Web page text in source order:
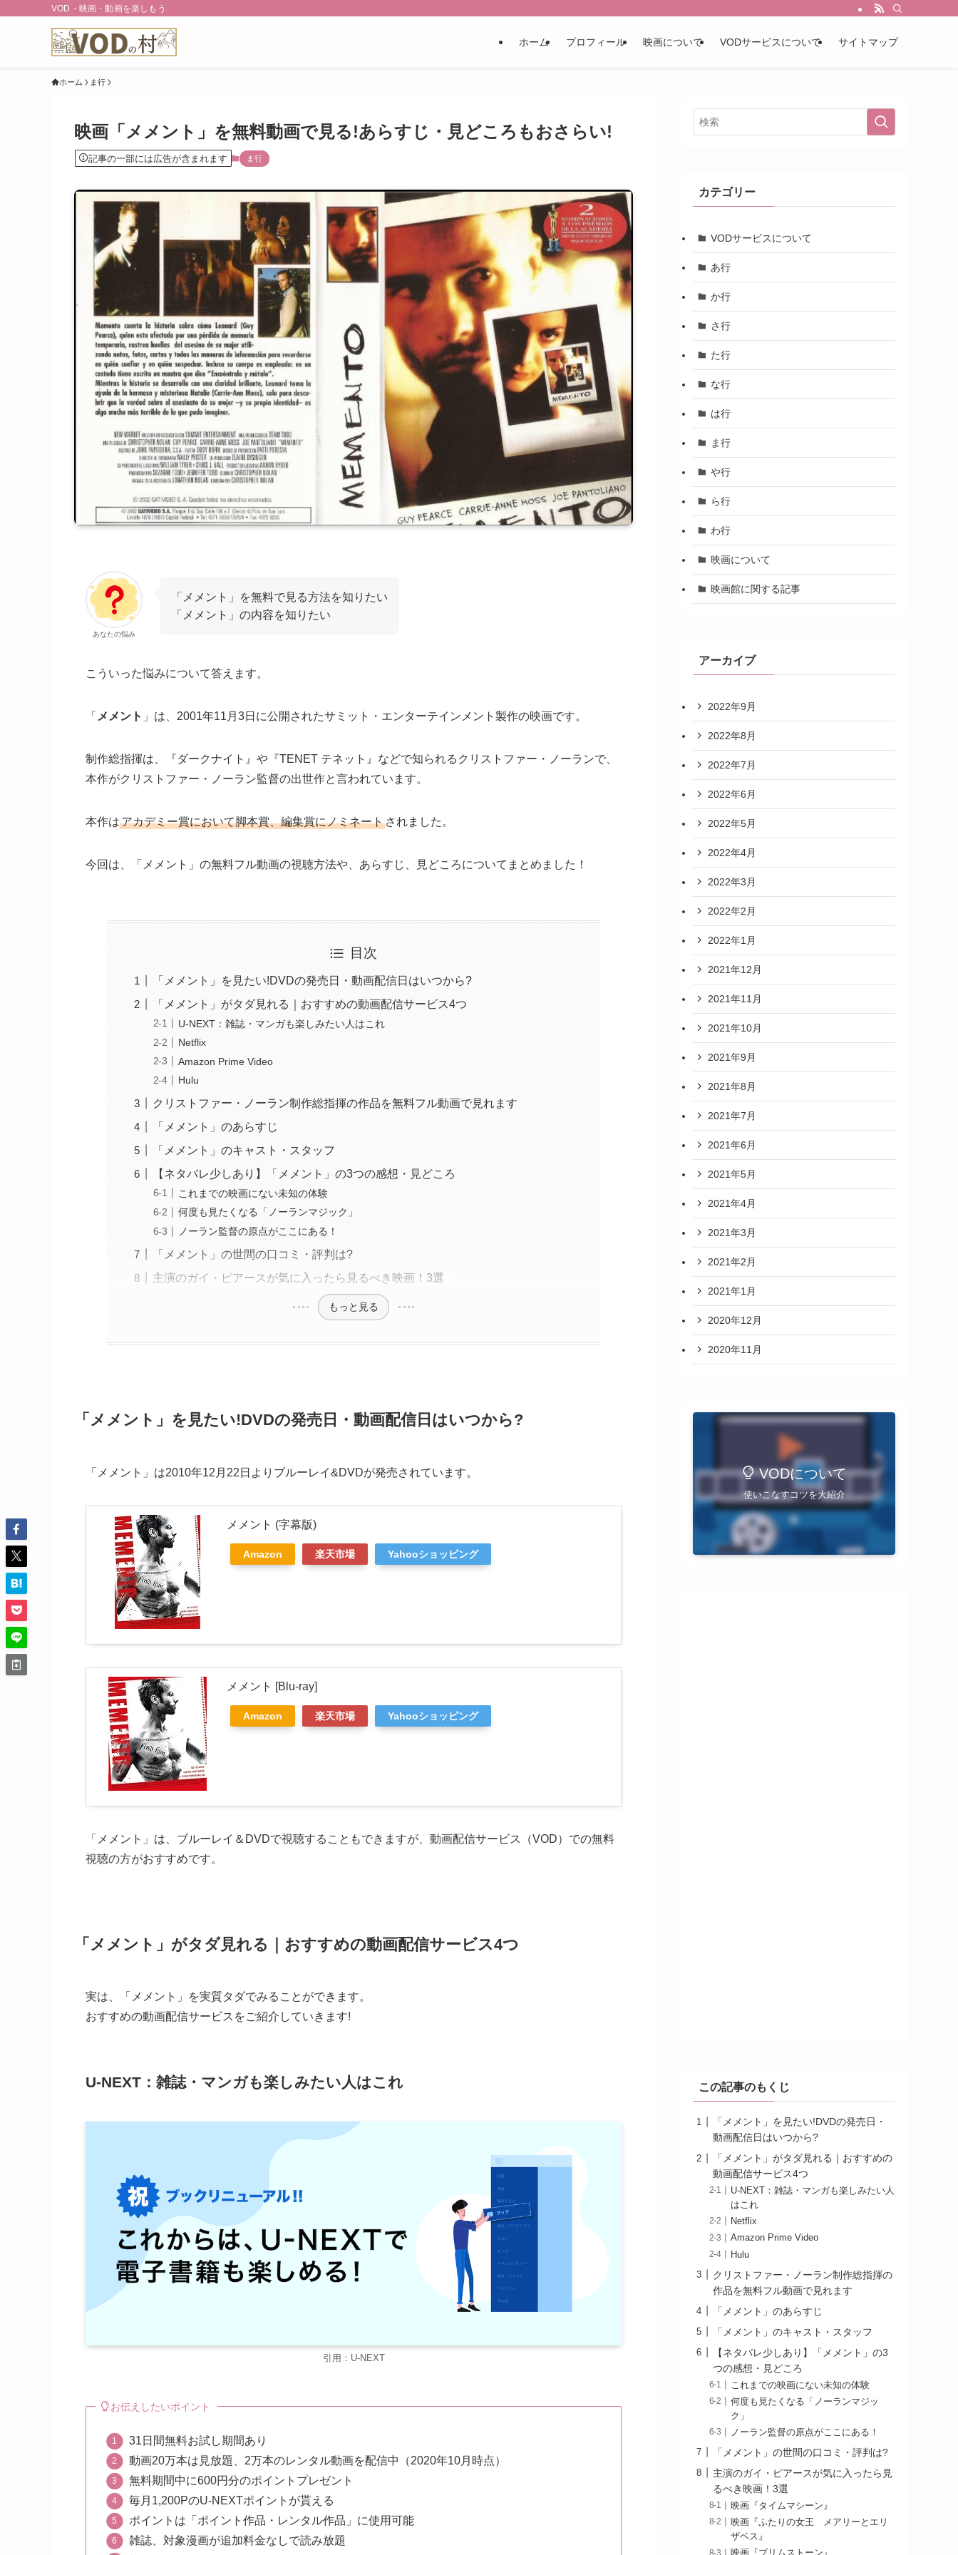
VOD・映画・動画を楽しもう
ホーム プロフィール 映画について VODサービスについて サイトマップ
ホーム ま行
映画「メメント」を無料動画で見る!あらすじ・見どころもおさらい!
記事の一部には広告が含まれます ま行
あなたの悩み
「メメント」を無料で見る方法を知りたい
「メメント」の内容を知りたい
こういった悩みについて答えます。
「 メメント 」は、2001年11月3日に公開されたサミット・エンターテインメント製作の映画です。
制作総指揮は、『ダークナイト』や『TENET テネット』などで知られるクリストファー・ノーランで、
本作がクリストファー・ノーラン監督の出世作と言われています。
本作はアカデミー賞において脚本賞、編集賞にノミネート されました。
今回は、「メメント」の無料フル動画の視聴方法や、あらすじ、見どころについてまとめました！
目次
「メメント」を見たい!DVDの発売日・動画配信日はいつから?
「メメント」がタダ見れる｜おすすめの動画配信サービス4つ
U-NEXT：雑誌・マンガも楽しみたい人はこれ
Netflix
Amazon Prime Video
Hulu
クリストファー・ノーラン制作総指揮の作品を無料フル動画で見れます
「メメント」のあらすじ
「メメント」のキャスト・スタッフ
【ネタバレ少しあり】「メメント」の3つの感想・見どころ
これまでの映画にない未知の体験
何度も見たくなる「ノーランマジック」
ノーラン監督の原点がここにある！
「メメント」の世間の口コミ・評判は?
主演のガイ・ピアースが気に入ったら見るべき映画！3選
もっと見る
「メメント」を見たい!DVDの発売日・動画配信日はいつから?
「メメント」は2010年12月22日よりブルーレイ&DVDが発売されています。
メメント (字幕版)
Amazon 楽天市場 Yahooショッピング
メメント [Blu-ray]
Amazon 楽天市場 Yahooショッピング
「メメント」は、ブルーレイ＆DVDで視聴することもできますが、動画配信サービス（VOD）での無料
視聴の方がおすすめです。
「メメント」がタダ見れる｜おすすめの動画配信サービス4つ
実は、「メメント」を実質タダでみることができます。
おすすめの動画配信サービスをご紹介していきます!
U-NEXT：雑誌・マンガも楽しみたい人はこれ
引用：U-NEXT
お伝えしたいポイント
31日間無料お試し期間あり
動画20万本は見放題、2万本のレンタル動画を配信中（2020年10月時点）
無料期間中に600円分のポイントプレゼント
毎月1,200PのU-NEXTポイントが貰える
ポイントは「ポイント作品・レンタル作品」に使用可能
雑誌、対象漫画が追加料金なしで読み放題
カテゴリー
VODサービスについて
あ行
か行
さ行
た行
な行
は行
ま行
や行
ら行
わ行
映画について
映画館に関する記事
アーカイブ
2022年9月
2022年8月
2022年7月
2022年6月
2022年5月
2022年4月
2022年3月
2022年2月
2022年1月
2021年12月
2021年11月
2021年10月
2021年9月
2021年8月
2021年7月
2021年6月
2021年5月
2021年4月
2021年3月
2021年2月
2021年1月
2020年12月
2020年11月
VODについて
使いこなすコツを大紹介
この記事のもくじ
「メメント」を見たい!DVDの発売日・
動画配信日はいつから?
「メメント」がタダ見れる｜おすすめの
動画配信サービス4つ
U-NEXT：雑誌・マンガも楽しみたい人
はこれ
Netflix
Amazon Prime Video
Hulu
クリストファー・ノーラン制作総指揮の
作品を無料フル動画で見れます
「メメント」のあらすじ
「メメント」のキャスト・スタッフ
【ネタバレ少しあり】「メメント」の3
つの感想・見どころ
これまでの映画にない未知の体験
何度も見たくなる「ノーランマジッ
ク」
ノーラン監督の原点がここにある！
「メメント」の世間の口コミ・評判は?
主演のガイ・ピアースが気に入ったら見
るべき映画！3選
映画『タイムマシーン』
映画『ふたりの女王 メアリーとエリ
ザベス』